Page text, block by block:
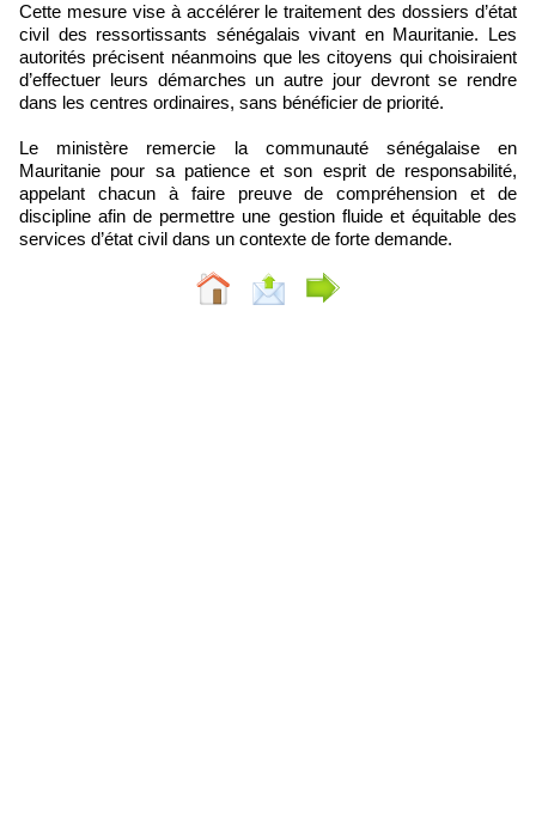
Cette mesure vise à accélérer le traitement des dossiers d’état
civil des ressortissants sénégalais vivant en Mauritanie. Les
autorités précisent néanmoins que les citoyens qui choisiraient
d’effectuer leurs démarches un autre jour devront se rendre
dans les centres ordinaires, sans bénéficier de priorité.
Le ministère remercie la communauté sénégalaise en
Mauritanie pour sa patience et son esprit de responsabilité,
appelant chacun à faire preuve de compréhension et de
discipline afin de permettre une gestion fluide et équitable des
services d’état civil dans un contexte de forte demande.